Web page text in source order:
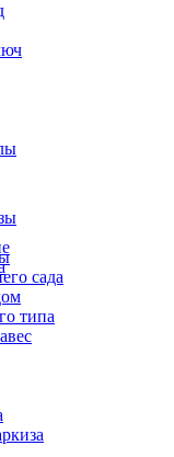
сада
типа